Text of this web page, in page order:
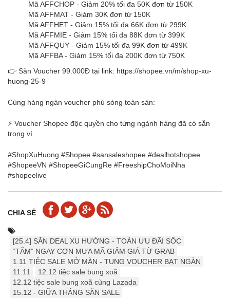
Mã AFFCHOP - Giảm 20% tối đa 50K đơn từ 150K
Mã AFFMAT - Giảm 30K đơn từ 150K
Mã AFFHET - Giảm 15% tối đa 66K đơn từ 299K
Mã AFFMIE - Giảm 15% tối đa 88K đơn từ 399K
Mã AFFQUY - Giảm 15% tối đa 99K đơn từ 499K
Mã AFFBA - Giảm 15% tối đa 200K đơn từ 750K
👉 Săn Voucher 99.000Đ tại link: https://shopee.vn/m/shop-xu-
huong-25-9
Cùng hàng ngàn voucher phủ sóng toàn sàn:
⚡ Voucher Shopee độc quyền cho từng ngành hàng đã có sẵn
trong ví
#ShopXuHuong #Shopee #sansaleshopee #dealhotshopee
#ShopeeVN #ShopeeGiCungRe #FreeshipChoMoiNha
#shopeelive
CHIA SẺ
[25.4] ️️SĂN DEAL XU HƯỚNG - TOÀN ƯU ĐÃI SỐC
“TẮM” NGAY CƠN MƯA MÃ GIẢM GIÁ TỪ GRAB
1.11 TIỆC SALE MỞ MÀN - TUNG VOUCHER BẠT NGÀN
11.11
12.12 tiệc sale bung xoã
12.12 tiệc sale bung xoã cùng Lazada
15.12 - GIỮA THÁNG SĂN SALE